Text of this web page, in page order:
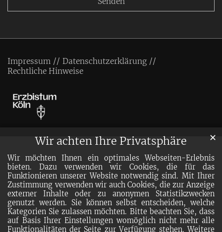
Wir achten Ihre Privatsphäre
Wir möchten Ihnen ein optimales Webseiten-Erlebnis
bieten. Dazu verwenden wir Cookies, die für das
Funktionieren unserer Website notwendig sind. Mit Ihrer
Zustimmung verwenden wir auch Cookies, die zur Anzeige
externer Inhalte oder zu anonymen Statistikzwecken
genutzt werden. Sie können selbst entscheiden, welche
Kategorien Sie zulassen möchten. Bitte beachten Sie, dass
auf Basis Ihrer Einstellungen womöglich nicht mehr alle
Funktionalitäten der Seite zur Verfügung stehen. Weitere
✕
Impressum
Datenschutzerklärung
Rechtliche Hinweise